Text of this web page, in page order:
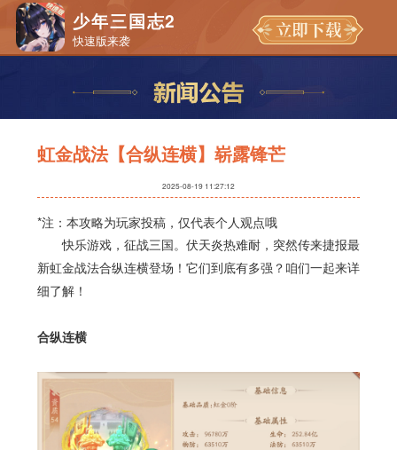
少年三国志2
快速版来袭
虹金战法【合纵连横】崭露锋芒
2025-08-19 11:27:12
*注：本攻略为玩家投稿，仅代表个人观点哦
快乐游戏，征战三国。伏天炎热难耐，突然传来捷报最
新虹金战法合纵连横登场！它们到底有多强？咱们一起来详
细了解！
合纵连横